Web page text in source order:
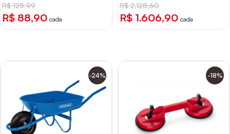
R$ 125,99
R$ 88,90 cada
R$ 2.128,60
R$ 1.606,90 cada
-24% -18%